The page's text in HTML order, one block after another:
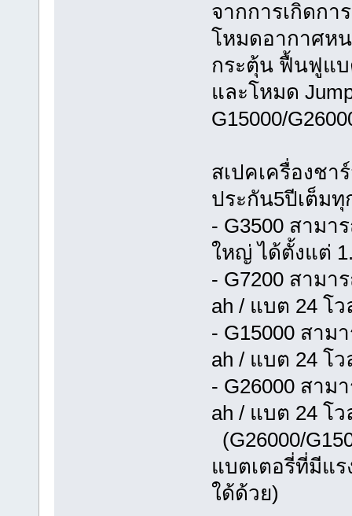
จากการเกิดกา
โหมดอากาศห
กระตุ้น ฟื้นฟูแ
และโหมด
G15000/
สเปคเครื่องชา
ประกัน5ปีเต็มทุ
- G3500 สามา
ใหญ่ ได้ตั้งแต่
- G7200 สามา
ah / แบต 24 โ
- G15000 สาม
ah / แบต 24 โ
- G26000 สาม
ah / แบต 24 โ
(G26000/
แบตเตอรี่ที่มีแ
ใด้ด้วย)